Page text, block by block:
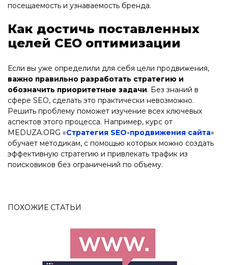
посещаемость и узнаваемость бренда.
Как достичь поставленных
целей СЕО оптимизации
Если вы уже определили для себя цели продвижения,
важно правильно разработать стратегию и
обозначить приоритетные задачи. Без знаний в
сфере SEO, сделать это практически невозможно.
Решить проблему поможет изучение всех ключевых
аспектов этого процесса. Например, курс от
MEDUZA.ORG «Стратегия SEO-продвижения сайта»
обучает методикам, с помощью которых можно создать
эффективную стратегию и привлекать трафик из
поисковиков без ограничений по объему.
ПОХОЖИЕ СТАТЬИ